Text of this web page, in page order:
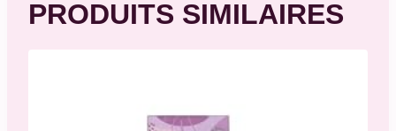
PRODUITS SIMILAIRES